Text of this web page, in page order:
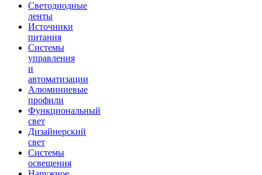
Светодиодные
ленты
Источники
питания
Системы
управления
и
автоматизации
Алюминиевые
профили
Функциональный
свет
Дизайнерский
свет
Системы
освещения